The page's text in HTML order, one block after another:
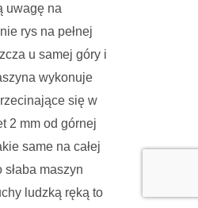
uwagę na
rys na pełnej
u samej góry i
wykonuje
się w
2 mm od górnej
same na całej
maszyn
ludzką ręką to